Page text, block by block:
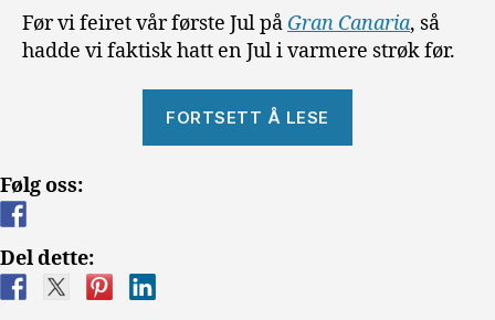
Før vi feiret vår første Jul på Gran Canaria, så
hadde vi faktisk hatt en Jul i varmere strøk før.
FORTSETT Å LESE
Følg oss:
Del dette: